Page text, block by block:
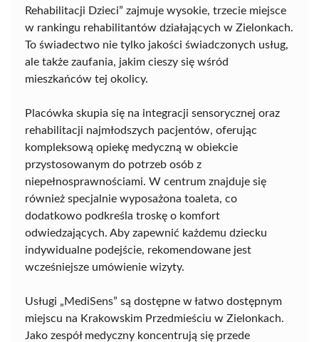
Rehabilitacji Dzieci” zajmuje wysokie, trzecie miejsce
w rankingu rehabilitantów działających w Zielonkach.
To świadectwo nie tylko jakości świadczonych usług,
ale także zaufania, jakim cieszy się wśród
mieszkańców tej okolicy.
Placówka skupia się na integracji sensorycznej oraz
rehabilitacji najmłodszych pacjentów, oferując
kompleksową opiekę medyczną w obiekcie
przystosowanym do potrzeb osób z
niepełnosprawnościami. W centrum znajduje się
również specjalnie wyposażona toaleta, co
dodatkowo podkreśla troskę o komfort
odwiedzających. Aby zapewnić każdemu dziecku
indywidualne podejście, rekomendowane jest
wcześniejsze umówienie wizyty.
Usługi „MediSens” są dostępne w łatwo dostępnym
miejscu na Krakowskim Przedmieściu w Zielonkach.
Jako zespół medyczny koncentrują się przede